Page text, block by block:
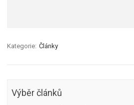
Kategorie: Články
Výběr článků